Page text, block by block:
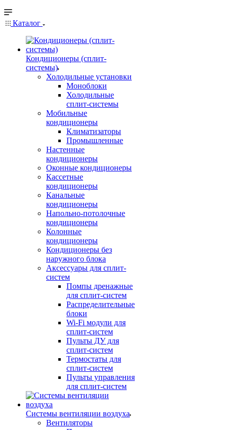
Каталог
Кондиционеры (сплит-
системы)
Холодильные установки
Моноблоки
Холодильные
сплит-системы
Мобильные
кондиционеры
Климатизаторы
Промышленные
Настенные
кондиционеры
Оконные кондиционеры
Кассетные
кондиционеры
Канальные
кондиционеры
Напольно-потолочные
кондиционеры
Колонные
кондиционеры
Кондиционеры без
наружного блока
Аксессуары для сплит-
систем
Помпы дренажные
для сплит-систем
Распределительные
блоки
Wi-Fi модули для
сплит-систем
Пульты ДУ для
сплит-систем
Термостаты для
сплит-систем
Пульты управления
для сплит-систем
Системы вентиляции воздуха
Вентиляторы